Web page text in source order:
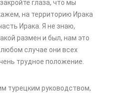
глаза, что мы
на территорию Ирака
Ирака. Я не знаю,
размен и был, нам это
случае они всех
трудное положение.
турецким руководством,